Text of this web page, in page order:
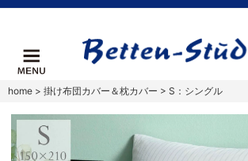
home > 掛け布団カバー＆枕カバー > S：シングル